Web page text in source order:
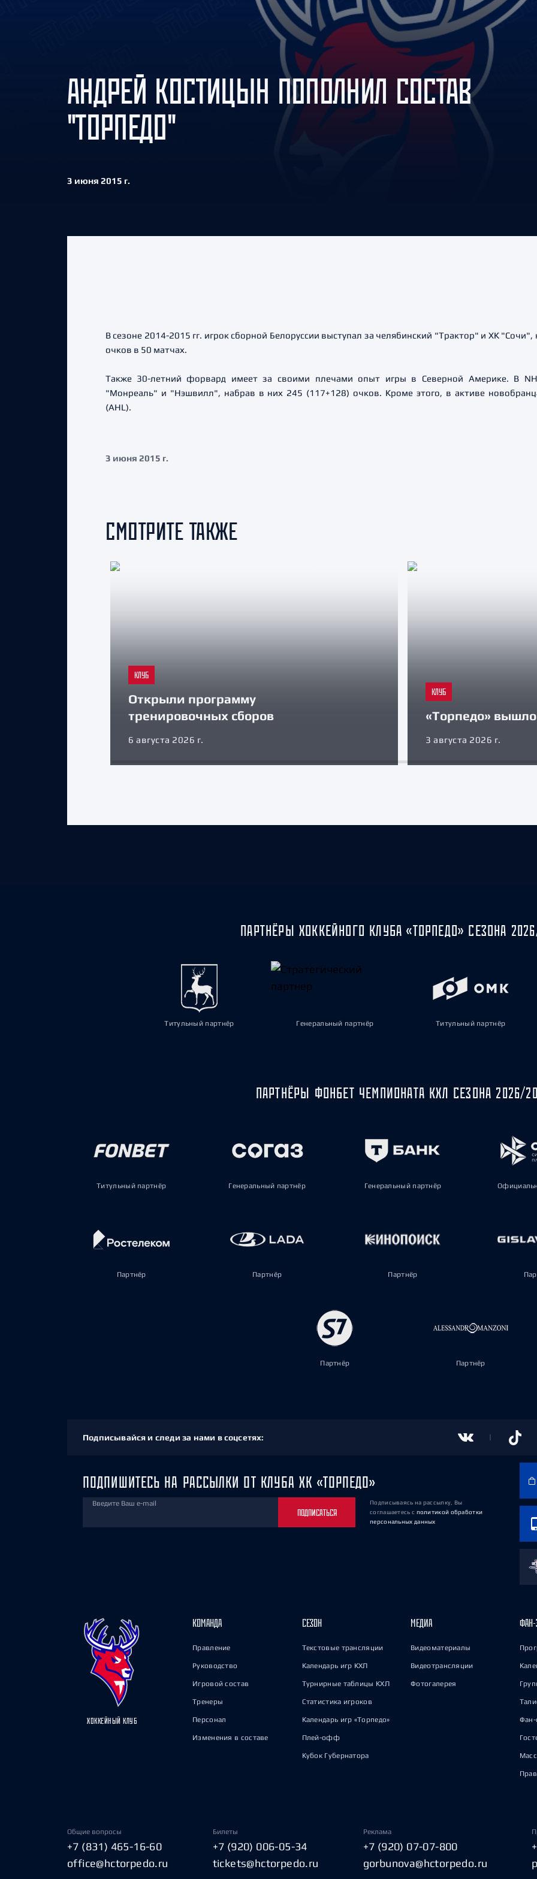
Амур
Барыс
Салават Юлаев
Сибирь
АНДРЕЙ КОСТИЦЫН ПОПОЛНИЛ СОСТАВ
"ТОРПЕДО"
3 июня 2015 г.
В сезоне 2014-2015 гг. игрок сборной Белоруссии выступал за челябинский "Трактор" и ХК
очков в 50 матчах.
Также 30-летний форвард имеет за своими плечами опыт игры в Северной Америке. В
"Монреаль" и "Нэшвилл", набрав в них 245 (117+128) очков. Кроме этого, в активе
(AHL).
3 июня 2015 г.
СМОТРИТЕ ТАКЖЕ
КЛУБ
Открыли программу
тренировочных сборов
6 августа 2026 г.
КЛУБ
«Торпедо» вышло
3 августа 2026 г.
ПАРТНЁРЫ ХОККЕЙНОГО КЛУБА «ТОРПЕДО» СЕЗОНА
Титульный партнёр Генеральный партнёр Титульный партнёр
ПАРТНЁРЫ ФОНБЕТ ЧЕМПИОНАТА КХЛ СЕЗОНА 2026/
Титульный партнёр Генеральный партнёр Генеральный партнёр
Партнёр Партнёр Партнёр
Партнёр Партнёр
Подписывайся и следи за нами в соцсетях:
ПОДПИШИТЕСЬ НА РАССЫЛКИ ОТ КЛУБА ХК «ТОРПЕДО»
Введите Ваш e-mail
ПОДПИСАТЬСЯ
Подписываясь на рассылку, Вы
соглашаетесь с политикой обработки
персональных данных
ХОККЕЙНЫЙ КЛУБ
КОМАНДА
Правление
Руководство
Игровой состав
Тренеры
Персонал
Изменения в составе
СЕЗОН
Текстовые трансляции
Календарь игр КХЛ
Турнирные таблицы КХЛ
Статистика игроков
Календарь игр «Торпедо»
Плей-офф
Кубок Губернатора
МЕДИА
Видеоматериалы
Видеотрансляции
Фотогалерея
ФАН-
Фан-
Общие вопросы
+7 (831) 465-16-60
office@hctorpedo.ru
Билеты
+7 (920) 006-05-34
tickets@hctorpedo.ru
Реклама
+7 (920) 07-07-800
gorbunova@hctorpedo.ru